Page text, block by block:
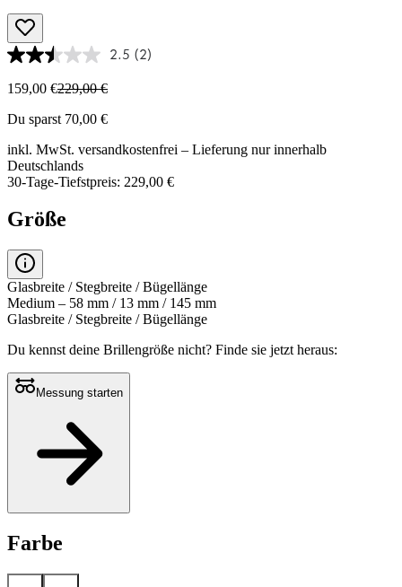
2.5 (2)
159,00 €229,00 €
Du sparst 70,00 €
inkl. MwSt. versandkostenfrei – Lieferung nur innerhalb
Deutschlands
30-Tage-Tiefstpreis: 229,00 €
Größe
Glasbreite / Stegbreite / Bügellänge
Medium – 58 mm / 13 mm / 145 mm
Glasbreite / Stegbreite / Bügellänge
Du kennst deine Brillengröße nicht? Finde sie jetzt heraus:
Messung starten
Farbe